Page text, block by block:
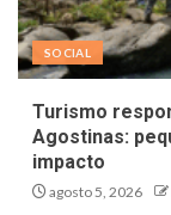
SOCIAL
Turismo
Agostinas:
impacto
agosto 5, 2026